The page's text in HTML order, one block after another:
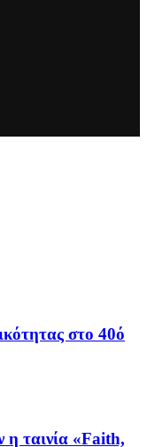
στο 40ό
η ταινία «Faith,